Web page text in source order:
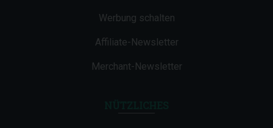
Werbung schalten
Affiliate-Newsletter
Merchant-Newsletter